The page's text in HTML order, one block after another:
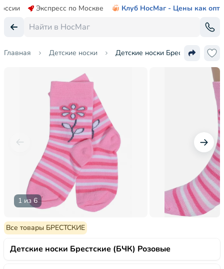
Экспресс по Москве Клуб НосМаг - Цены как опт
Главная Детские носки Детские носки Брестские (БЧК)
1 из 6
Все товары БРЕСТСКИЕ
Детские носки Брестские (БЧК) Розовые